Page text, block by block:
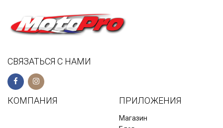
СВЯЗАТЬСЯ С НАМИ
КОМПАНИЯ ПРИЛОЖЕНИЯ
Магазин